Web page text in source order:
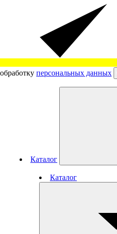
обработку персональных данных
Каталог
Каталог